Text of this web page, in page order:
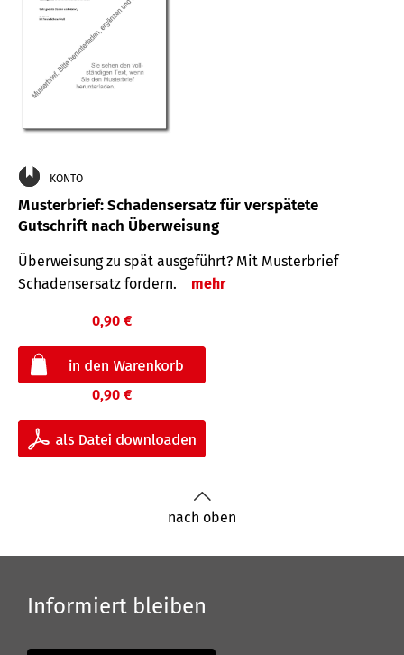
KONTO
Musterbrief: Schadensersatz für verspätete
Gutschrift nach Überweisung
Überweisung zu spät ausgeführt? Mit Musterbrief
Schadensersatz fordern.
mehr
0,90 €
0,90 €
nach oben
Informiert bleiben